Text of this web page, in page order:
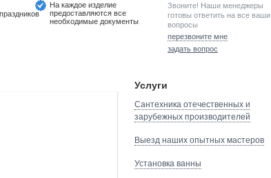
На каждое изделие
предоставляются все
необходимые документы
Звоните! Наши менеджеры
готовы ответить на все ваши
вопросы
перезвоните мне
задать вопрос
Услуги
Сантехника отечественных и
зарубежных производителей
Выезд наших опытных мастеров
Установка ванны